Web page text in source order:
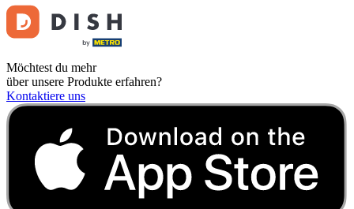
Möchtest du mehr
über unsere Produkte erfahren?
Kontaktiere uns